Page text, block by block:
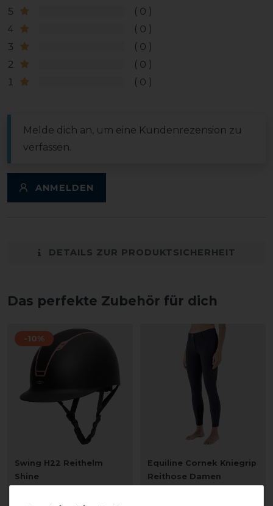
5
0
4
0
3
0
2
0
1
0
Melde dich an, um eine Kundenrezension zu
verfassen.
ANMELDEN
DETAILS ZUR PRODUKTSICHERHEIT
Das perfekte Zubehör für dich
-10%
Swing H22 Reithelm
Shine
Equiline Cornek Kniegrip
Reithose Damen